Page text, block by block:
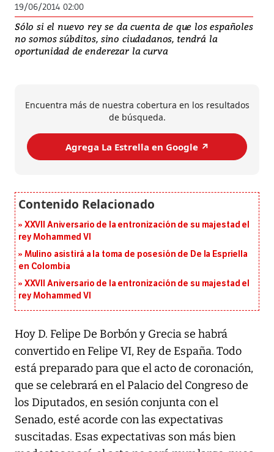
19/06/2014 02:00
Sólo si el nuevo rey se da cuenta de que los españoles
no somos súbditos, sino ciudadanos, tendrá la
oportunidad de enderezar la curva
Encuentra más de nuestra cobertura en los resultados
de búsqueda.
Agrega La Estrella en Google ↗️
XXVII Aniversario de la entronización de su majestad el
rey Mohammed VI
Mulino asistirá a la toma de posesión de De la Espriella
en Colombia
XXVII Aniversario de la entronización de su majestad el
rey Mohammed VI
Hoy D. Felipe De Borbón y Grecia se habrá
convertido en Felipe VI, Rey de España. Todo
está preparado para que el acto de coronación,
que se celebrará en el Palacio del Congreso de
los Diputados, en sesión conjunta con el
Senado, esté acorde con las expectativas
suscitadas. Esas expectativas son más bien